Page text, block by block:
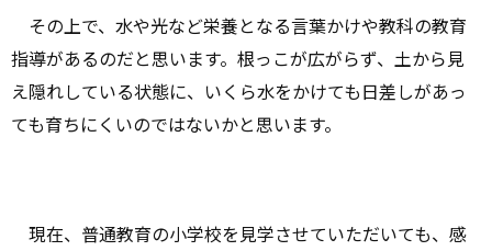
その上で、水や光など栄養となる言葉かけや教科の教育
指導があるのだと思います。根っこが広がらず、土から見
え隠れしている状態に、いくら水をかけても日差しがあっ
ても育ちにくいのではないかと思います。
現在、普通教育の小学校を見学させていただいても、感